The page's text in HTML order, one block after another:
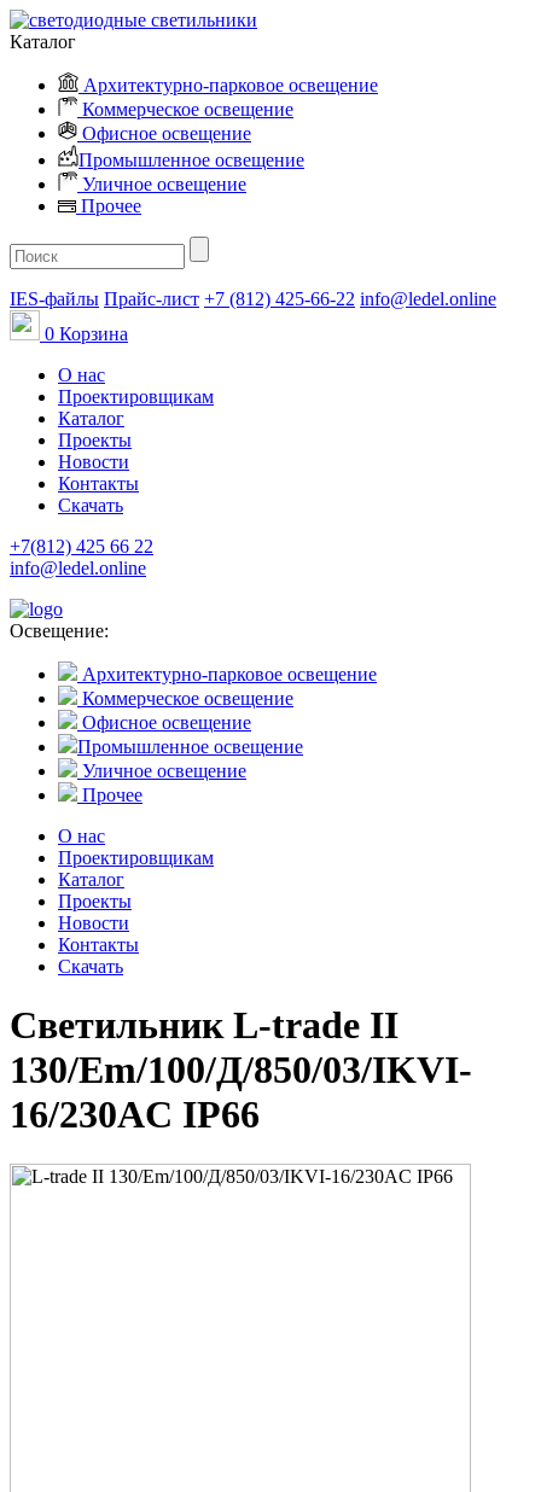
Каталог
Архитектурно-парковое освещение
Коммерческое освещение
Офисное освещение
Промышленное освещение
Уличное освещение
Прочее
IES-файлы Прайс-лист +7 (812) 425-66-22 info@ledel.online
0 Корзина
О нас
Проектировщикам
Каталог
Проекты
Новости
Контакты
Скачать
+7(812) 425 66 22
info@ledel.online
Освещение:
Архитектурно-парковое освещение
Коммерческое освещение
Офисное освещение
Промышленное освещение
Уличное освещение
Прочее
О нас
Проектировщикам
Каталог
Проекты
Новости
Контакты
Скачать
Светильник L-trade II
130/Em/100/Д/850/03/IKVI-
16/230AC IP66